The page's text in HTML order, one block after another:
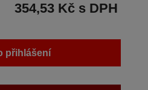
354,53 Kč s DPH
přihlášení